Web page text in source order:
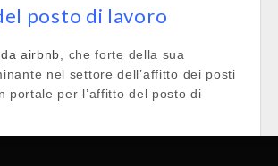
posto di lavoro
airbnb , che forte della sua
nel settore dell’affitto dei posti
portale per l’affitto del posto di